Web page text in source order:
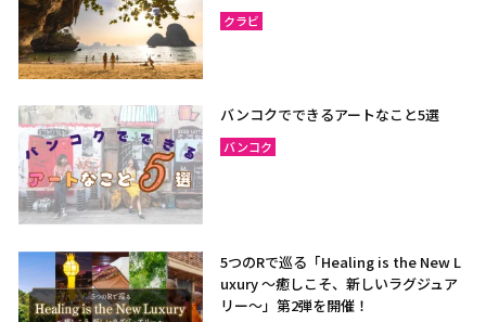
クラビ
バンコクでできるアートなこと5選
バンコク
5つのRで巡る「Healing is the New L
uxury ～癒しこそ、新しいラグジュア
リー〜」第2弾を開催！